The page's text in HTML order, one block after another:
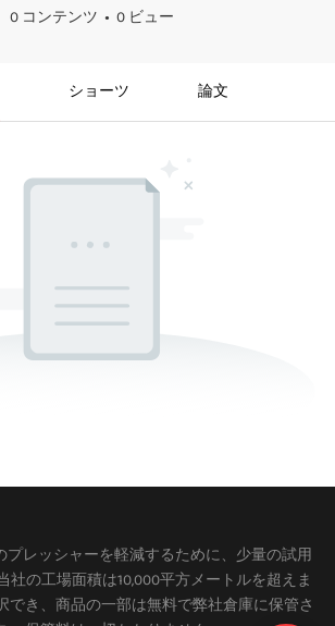
0 コンテンツ
0 ビュー
ショーツ 論文
プレッシャーを軽減するために、少量の試用
社の工場面積は10,000平方メートルを超えま
でき、商品の一部は無料で弊社倉庫に保管さ